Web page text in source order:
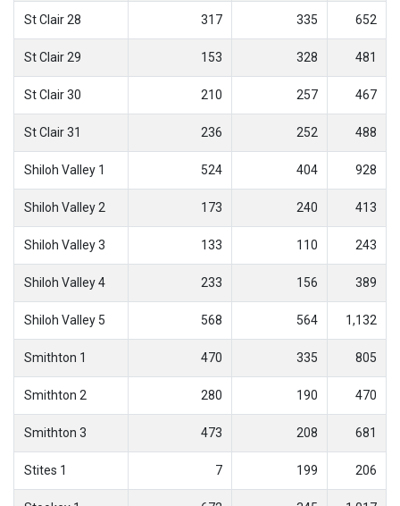
St Clair 28 317 335 652
St Clair 29 153 328 481
St Clair 30 210 257 467
St Clair 31 236 252 488
Shiloh Valley 1 524 404 928
Shiloh Valley 2 173 240 413
Shiloh Valley 3 133 110 243
Shiloh Valley 4 233 156 389
Shiloh Valley 5 568 564 1,132
Smithton 1 470 335 805
Smithton 2 280 190 470
Smithton 3 473 208 681
Stites 1 7 199 206